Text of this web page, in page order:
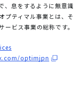
、息をするように無意識
プティマル事業とは、そ
ビス事業の総称です。
optimjpn